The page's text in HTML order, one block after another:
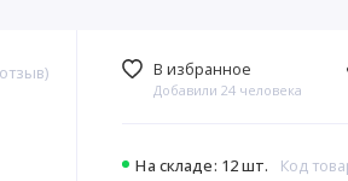
На складе: 12 шт. Код
В избранное
Добавили 24 человека